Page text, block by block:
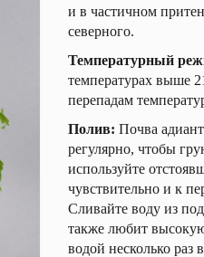
и в частичном
северного.
Температурный
температурах выше
перепадам
Полив: Почва
регулярно, чтобы
используйте
чувствительно и к
Сливайте воду из
также любит
водой несколько